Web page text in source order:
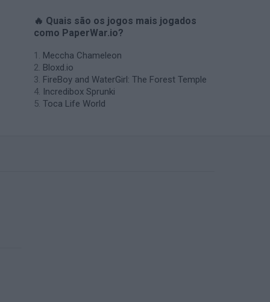
🔥 Quais são os jogos mais jogados
como PaperWar.io?
Meccha Chameleon
Bloxd.io
FireBoy and WaterGirl: The Forest Temple
Incredibox Sprunki
Toca Life World